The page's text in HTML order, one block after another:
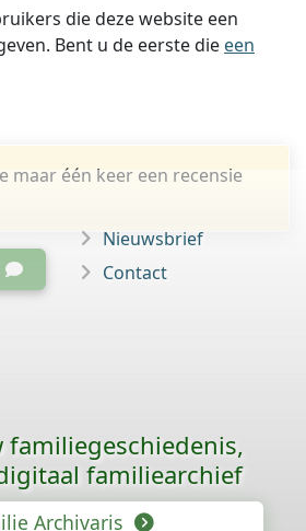
die deze website een
Bent u de eerste die een
maar één keer een recensie
Nieuwsbrief
Contact
familie­geschiedenis,
familiearchief
Archivaris